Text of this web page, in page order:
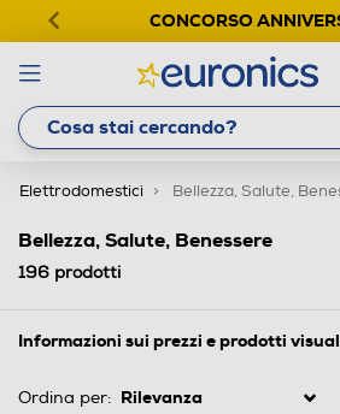
CONCORSO
Elettrodomestici Bellezza, Salute,
Bellezza, Salute, Benessere
196 prodotti
Informazioni sui prezzi e prodotti
Ordina per: